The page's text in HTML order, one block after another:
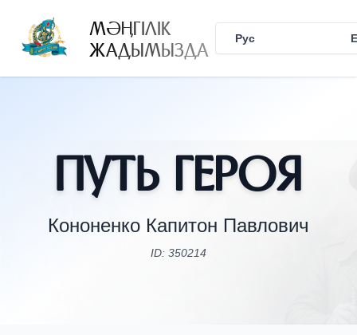
МӘҢГІЛІК
ЖАДЫМЫЗДА Рус
Путь Героя
Кононенко Капитон Павлович
ID: 350214